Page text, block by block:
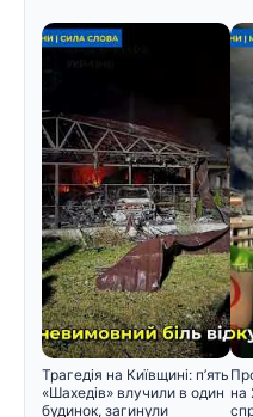
Трагедія на Київщині: п’ять
«Шахедів» влучили в один
будинок, загинули
на